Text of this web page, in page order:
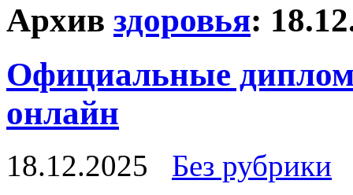
Архив здоровья:
Официальные
онлайн
18.12.2025
Без рубрики